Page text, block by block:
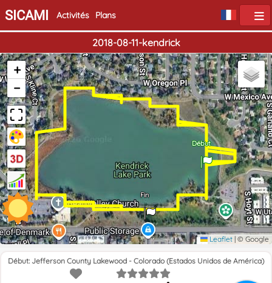
SICAMI Activités Plans
2018-08-11-kendrick
Début
Fin
+
−
Leaflet | © Google
Début: Jefferson County Lakewood - Colorado (Estados Unidos de América)